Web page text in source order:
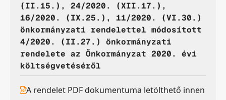
(II.15.), 24/2020. (XII.17.),
16/2020. (IX.25.), 11/2020. (VI.30.)
önkormányzati rendelettel módosított
4/2020. (II.27.) önkormányzati
rendelete az Önkormányzat 2020. évi
költségvetéséről
A rendelet PDF dokumentuma letölthető innen